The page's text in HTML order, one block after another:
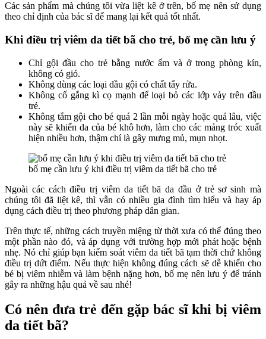
Các sản phẩm mà chúng tôi vừa liệt kê ở trên, bố mẹ nên sử dụng
theo chỉ định của bác sĩ để mang lại kết quả tốt nhất.
Khi điều trị viêm da tiết bã cho trẻ, bố mẹ cần lưu ý
Chỉ gội đầu cho trẻ bằng nước ấm và ở trong phòng kín,
không có gió.
Không dùng các loại dầu gội có chất tẩy rửa.
Không cố gắng kì cọ mạnh để loại bỏ các lớp vảy trên đầu
trẻ.
Không tắm gội cho bé quá 2 lần mỗi ngày hoặc quá lâu, việc
này sẽ khiến da của bé khô hơn, làm cho các mảng tróc xuất
hiện nhiều hơn, thậm chí là gây mưng mủ, mụn nhọt.
bố mẹ cần lưu ý khi điều trị viêm da tiết bã cho trẻ
Ngoài các cáchđiều trị viêm da tiết bã da đầu ở trẻ sơ sinh mà
chúng tôi đã liệt kê, thì vẫn có nhiều gia đình tìm hiểu và hay áp
dụng cách điều trị theo phương pháp dân gian.
Trên thực tế, những cách truyền miệng từ thời xưa có thể đúng theo
một phần nào đó, và áp dụng với trường hợp mới phát hoặc bệnh
nhẹ. Nó chỉ giúp bạn kiểm soát viêm da tiết bã tạm thời chứ không
điều trị dứt điểm. Nếu thực hiện không đúng cách sẽ dễ khiến cho
bé bị viêm nhiễm và làm bệnh nặng hơn, bố mẹ nên lưu ý để tránh
gây ra những hậu quả về sau nhé!
Có nên đưa trẻ đến gặp bác sĩ khi bị viêm
da tiết bã?